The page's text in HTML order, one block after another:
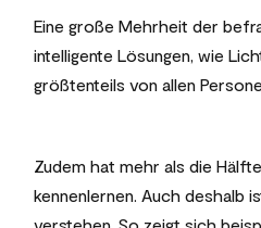
Eine große Mehrheit der
intelligente Lösungen, wie
größtenteils von allen
Zudem hat mehr als die
kennenlernen. Auch deshalb
verstehen. So zeigt sich